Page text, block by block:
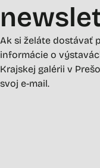
Ak si želáte dostávať
informácie o
Krajskej galérii v
svoj e-mail.